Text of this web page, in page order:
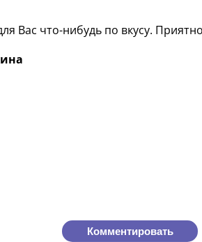
Вас что-нибудь по вкусу.
Комментировать